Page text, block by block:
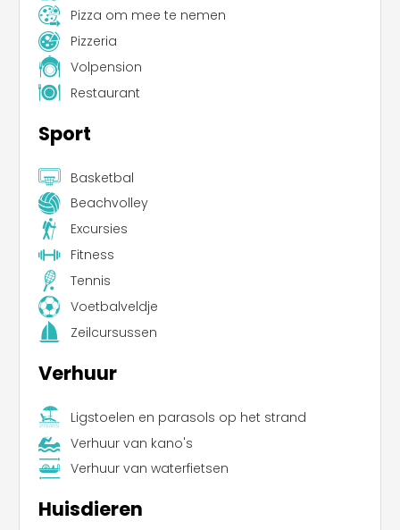
Pizza om mee te nemen
Pizzeria
Volpension
Restaurant
Sport
Basketbal
Beachvolley
Excursies
Fitness
Tennis
Voetbalveldje
Zeilcursussen
Verhuur
Ligstoelen en parasols op het strand
Verhuur van kano's
Verhuur van waterfietsen
Huisdieren